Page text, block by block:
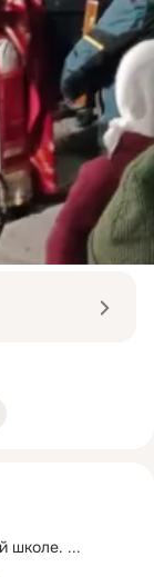
школе. ...